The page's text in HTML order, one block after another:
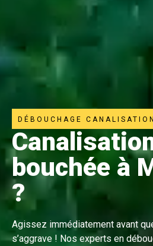
DÉBOUCHAGE
bouchée à
?
Agissez immédiatement avant
s’aggrave ! Nos experts en